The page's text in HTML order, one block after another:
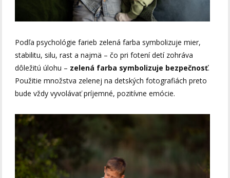
Podľa psychológie farieb zelená farba symbolizuje mier,
stabilitu, silu, rast a najmä – čo pri fotení detí zohráva
dôležitú úlohu – zelená farba symbolizuje bezpečnosť.
Použitie množstva zelenej na detských fotografiách preto
bude vždy vyvolávať príjemné, pozitívne emócie.